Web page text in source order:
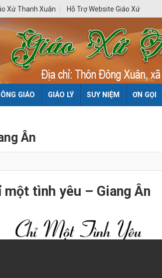
Xứ Thanh Xuân Hỗ Trợ Website Giáo Xứ
GIÁO GIÁO LÝ SUY NIỆM ƠN GỌI
Ân
một tình yêu – Giang Ân